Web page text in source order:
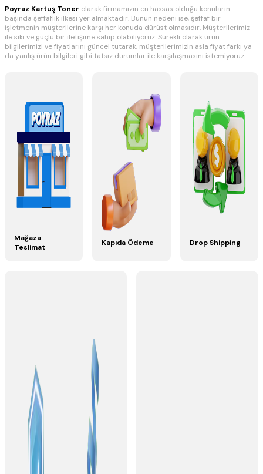
Poyraz Kartuş Toner olarak firmamızın en hassas olduğu konuların
başında şeffaflık ilkesi yer almaktadır. Bunun nedeni ise, şeffaf bir
işletmenin müşterilerine karşı her konuda dürüst olmasıdır. Müşterilerimiz
ile sıkı ve güçlü bir iletişime sahip olabiliyoruz. Sürekli olarak ürün
bilgilerimizi ve fiyatlarını güncel tutarak, müşterilerimizin asla fiyat farkı ya
da yanlış ürün bilgileri gibi tatsız durumlar ile karşılaşmasını istemiyoruz.
müşterilerimizin düşünceleri de bizim
için her zaman önemli olmuştur. Her daim firmamızdan alışveriş yapan
müşterilerimizin siparişlerinden keyif almalarını amaçlıyoruz, tüm çağrı
taleplerine en hızlı şekilde yanıt vermekteyiz. Bir ürünümüz hakkında
aklınızda bir soru işareti mi oluştu? Hemen bizimle iletişime geçebilirsiniz.
Bu konuda kesinlikle çekinmemelisiniz çünkü belirttiğimiz gibi en büyük
hedefimiz, her zaman
%100 gerçek müşteri memnuniyetidir.İşte bu
hedefimiz sayesinde de her geçen gün büyümemizi sürdürüyoruz ve daha
fazla mutlu müşteriye sahip olabiliyoruz. Web sitemizdentoner, kartuş,
yazıcı şeritleri, yazıcılar, fax filmleri
gibi bir bir çok geniş ürün
yelpazesinde alışveriş alabilirsiniz. Online'a Özel
15.000 ₺ve Üzeri
AlışverişlerdeKargo Ücretsizve 1000 ₺ Kapıda Ödeme
ile alışverişin
keyfini yaşayın.2 Taksite kadar 0 komisyon, 12 Taksitle Ödemeavantajı.
Mağaza
Teslimat
Kapıda Ödeme Drop Shipping